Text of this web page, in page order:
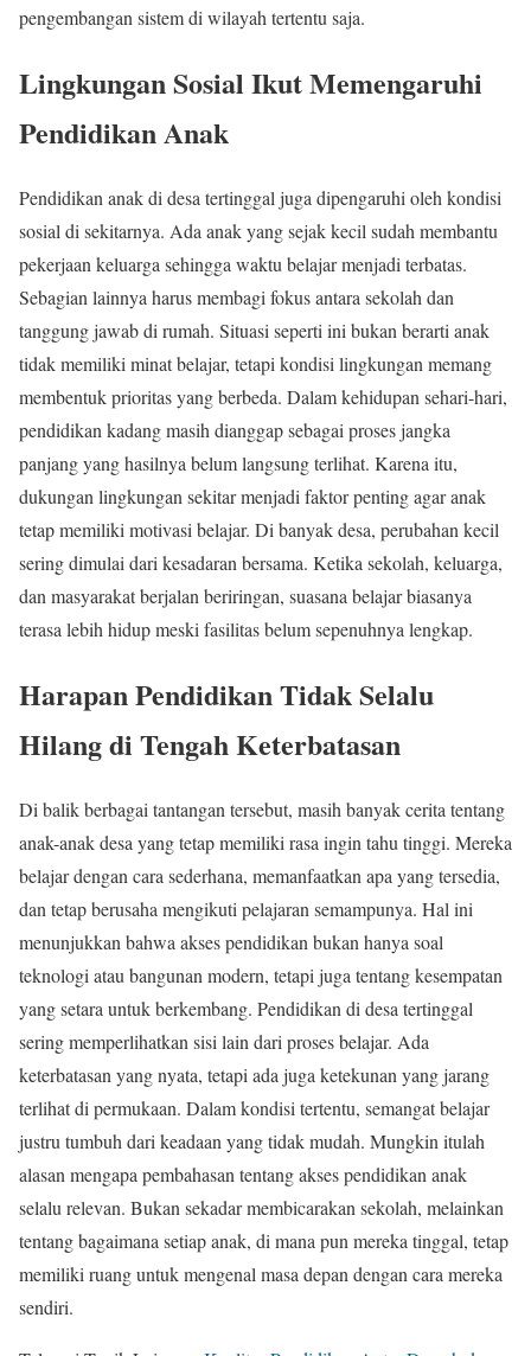
pengembangan sistem di wilayah tertentu saja.
Lingkungan Sosial Ikut Memengaruhi
Pendidikan Anak
Pendidikan anak di desa tertinggal juga dipengaruhi oleh kondisi
sosial di sekitarnya. Ada anak yang sejak kecil sudah membantu
pekerjaan keluarga sehingga waktu belajar menjadi terbatas.
Sebagian lainnya harus membagi fokus antara sekolah dan
tanggung jawab di rumah. Situasi seperti ini bukan berarti anak
tidak memiliki minat belajar, tetapi kondisi lingkungan memang
membentuk prioritas yang berbeda. Dalam kehidupan sehari-hari,
pendidikan kadang masih dianggap sebagai proses jangka
panjang yang hasilnya belum langsung terlihat. Karena itu,
dukungan lingkungan sekitar menjadi faktor penting agar anak
tetap memiliki motivasi belajar. Di banyak desa, perubahan kecil
sering dimulai dari kesadaran bersama. Ketika sekolah, keluarga,
dan masyarakat berjalan beriringan, suasana belajar biasanya
terasa lebih hidup meski fasilitas belum sepenuhnya lengkap.
Harapan Pendidikan Tidak Selalu
Hilang di Tengah Keterbatasan
Di balik berbagai tantangan tersebut, masih banyak cerita tentang
anak-anak desa yang tetap memiliki rasa ingin tahu tinggi. Mereka
belajar dengan cara sederhana, memanfaatkan apa yang tersedia,
dan tetap berusaha mengikuti pelajaran semampunya. Hal ini
menunjukkan bahwa akses pendidikan bukan hanya soal
teknologi atau bangunan modern, tetapi juga tentang kesempatan
yang setara untuk berkembang. Pendidikan di desa tertinggal
sering memperlihatkan sisi lain dari proses belajar. Ada
keterbatasan yang nyata, tetapi ada juga ketekunan yang jarang
terlihat di permukaan. Dalam kondisi tertentu, semangat belajar
justru tumbuh dari keadaan yang tidak mudah. Mungkin itulah
alasan mengapa pembahasan tentang akses pendidikan anak
selalu relevan. Bukan sekadar membicarakan sekolah, melainkan
tentang bagaimana setiap anak, di mana pun mereka tinggal, tetap
memiliki ruang untuk mengenal masa depan dengan cara mereka
sendiri.